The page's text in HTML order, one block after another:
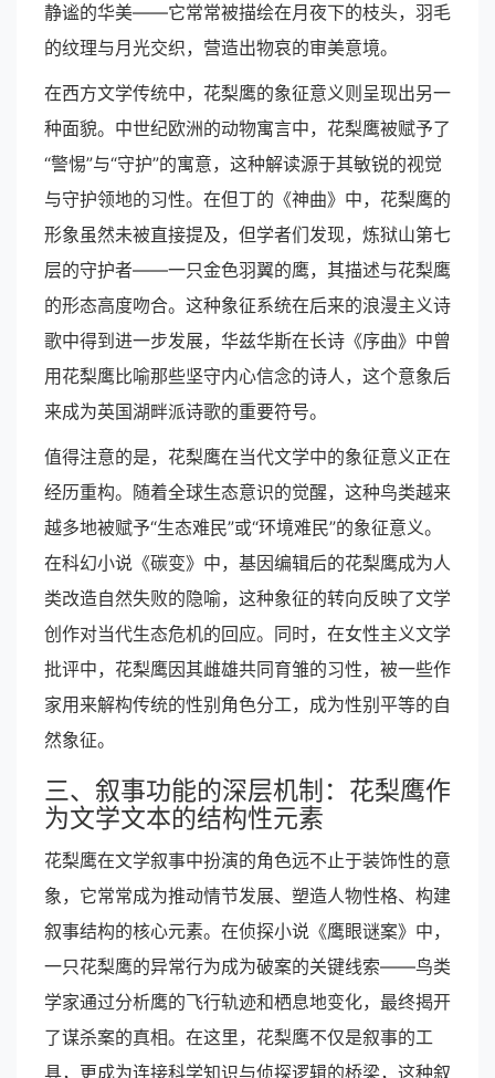
静谧的华美——它常常被描绘在月夜下的枝头，羽毛
的纹理与月光交织，营造出物哀的审美意境。
在西方文学传统中，花梨鹰的象征意义则呈现出另一
种面貌。中世纪欧洲的动物寓言中，花梨鹰被赋予了
“警惕”与“守护”的寓意，这种解读源于其敏锐的视觉
与守护领地的习性。在但丁的《神曲》中，花梨鹰的
形象虽然未被直接提及，但学者们发现，炼狱山第七
层的守护者——一只金色羽翼的鹰，其描述与花梨鹰
的形态高度吻合。这种象征系统在后来的浪漫主义诗
歌中得到进一步发展，华兹华斯在长诗《序曲》中曾
用花梨鹰比喻那些坚守内心信念的诗人，这个意象后
来成为英国湖畔派诗歌的重要符号。
值得注意的是，花梨鹰在当代文学中的象征意义正在
经历重构。随着全球生态意识的觉醒，这种鸟类越来
越多地被赋予“生态难民”或“环境难民”的象征意义。
在科幻小说《碳变》中，基因编辑后的花梨鹰成为人
类改造自然失败的隐喻，这种象征的转向反映了文学
创作对当代生态危机的回应。同时，在女性主义文学
批评中，花梨鹰因其雌雄共同育雏的习性，被一些作
家用来解构传统的性别角色分工，成为性别平等的自
然象征。
三、叙事功能的深层机制：花梨鹰作
为文学文本的结构性元素
花梨鹰在文学叙事中扮演的角色远不止于装饰性的意
象，它常常成为推动情节发展、塑造人物性格、构建
叙事结构的核心元素。在侦探小说《鹰眼谜案》中，
一只花梨鹰的异常行为成为破案的关键线索——鸟类
学家通过分析鹰的飞行轨迹和栖息地变化，最终揭开
了谋杀案的真相。在这里，花梨鹰不仅是叙事的工
具，更成为连接科学知识与侦探逻辑的桥梁，这种叙